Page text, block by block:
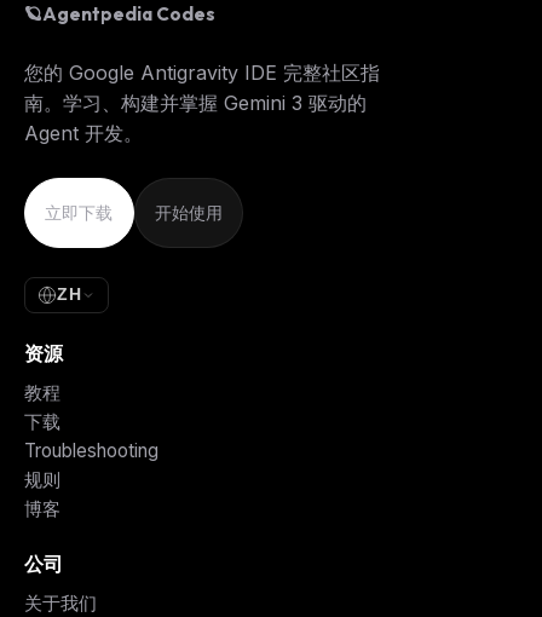
🪐Agentpedia Codes
您的 Google Antigravity IDE 完整社区指
南。学习、构建并掌握 Gemini 3 驱动的
Agent 开发。
立即下载 开始使用
ZH
资源
教程
下载
Troubleshooting
规则
博客
公司
关于我们